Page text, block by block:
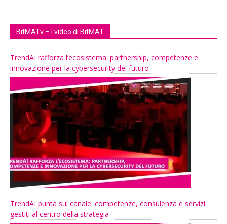
BitMATv – I video di BitMAT
TrendAI rafforza l’ecosistema: partnership, competenze e
innovazione per la cybersecurity del futuro
TrendAI punta sul canale: competenze, consulenza e servizi
gestiti al centro della strategia